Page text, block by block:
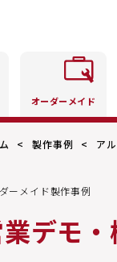
オーダーメイド
製作事例 ア
ーメイド製作事例
デモ